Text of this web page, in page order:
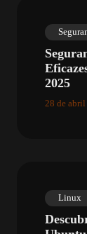
2025
28 de abril
Linux